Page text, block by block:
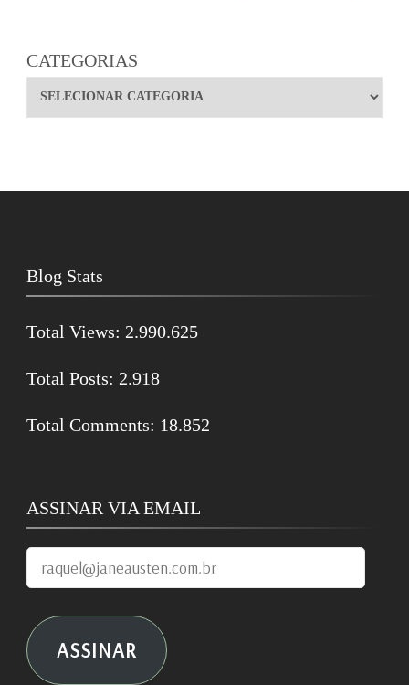
CATEGORIAS
Blog Stats
Total Views: 2.990.625
Total Posts: 2.918
Total Comments: 18.852
ASSINAR VIA EMAIL
raquel@janeausten.com.br
ASSINAR